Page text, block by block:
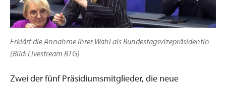
Erklärt die Annahme ihrer Wahl als Bundestagsvizepräsidentin
(Bild: Livestream BTG)
Zwei der fünf Präsidiumsmitglieder, die neue